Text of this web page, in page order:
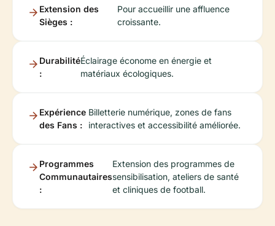
Extension des
Sièges :
Pour accueillir une affluence
croissante.
Durabilité
:
Éclairage économe en énergie et
matériaux écologiques.
Expérience
des Fans :
Billetterie numérique, zones de fans
interactives et accessibilité améliorée.
Programmes
Communautaires
:
Extension des programmes de
sensibilisation, ateliers de santé
et cliniques de football.